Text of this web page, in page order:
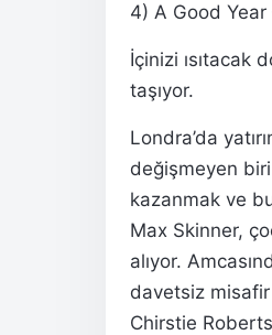
4) A Good Year
İçinizi ısıtacak
taşıyor.
Londra’da
değişmeyen biri
kazanmak ve
Max Skinner,
alıyor.
davetsiz misafir
Chirstie